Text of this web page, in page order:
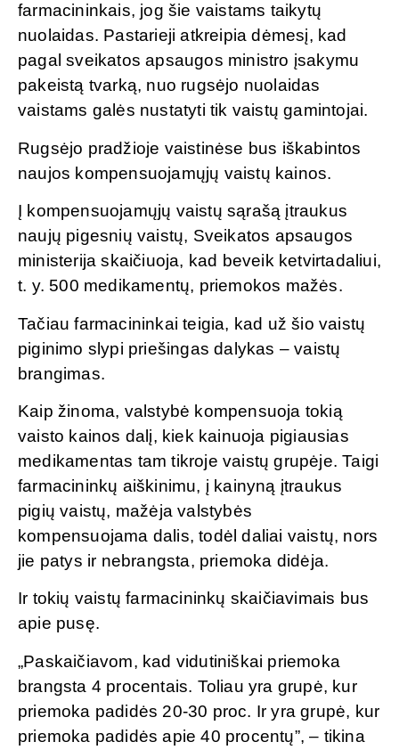
farmacininkais, jog šie vaistams taikytų
nuolaidas. Pastarieji atkreipia dėmesį, kad
pagal sveikatos apsaugos ministro įsakymu
pakeistą tvarką, nuo rugsėjo nuolaidas
vaistams galės nustatyti tik vaistų gamintojai.
Rugsėjo pradžioje vaistinėse bus iškabintos
naujos kompensuojamųjų vaistų kainos.
Į kompensuojamųjų vaistų sąrašą įtraukus
naujų pigesnių vaistų, Sveikatos apsaugos
ministerija skaičiuoja, kad beveik ketvirtadaliui,
t. y. 500 medikamentų, priemokos mažės.
Tačiau farmacininkai teigia, kad už šio vaistų
piginimo slypi priešingas dalykas – vaistų
brangimas.
Kaip žinoma, valstybė kompensuoja tokią
vaisto kainos dalį, kiek kainuoja pigiausias
medikamentas tam tikroje vaistų grupėje. Taigi
farmacininkų aiškinimu, į kainyną įtraukus
pigių vaistų, mažėja valstybės
kompensuojama dalis, todėl daliai vaistų, nors
jie patys ir nebrangsta, priemoka didėja.
Ir tokių vaistų farmacininkų skaičiavimais bus
apie pusę.
„Paskaičiavom, kad vidutiniškai priemoka
brangsta 4 procentais. Toliau yra grupė, kur
priemoka padidės 20-30 proc. Ir yra grupė, kur
priemoka padidės apie 40 procentų”, – tikina